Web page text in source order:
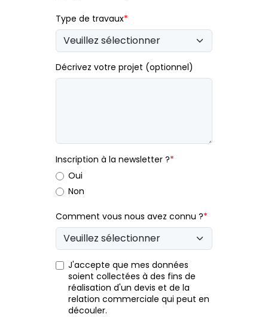
Type de travaux*
Décrivez votre projet (optionnel)
Inscription à la newsletter ?*
Oui
Non
Comment vous nous avez connu ?*
J'accepte que mes données
soient collectées à des fins de
réalisation d'un devis et de la
relation commerciale qui peut en
découler.